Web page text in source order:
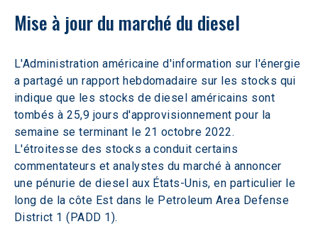
Mise à jour du marché du diesel
L'Administration américaine d'information sur l'énergie
a partagé un rapport hebdomadaire sur les stocks qui
indique que les stocks de diesel américains sont
tombés à 25,9 jours d'approvisionnement pour la
semaine se terminant le 21 octobre 2022.
L'étroitesse des stocks a conduit certains
commentateurs et analystes du marché à annoncer
une pénurie de diesel aux États-Unis, en particulier le
long de la côte Est dans le Petroleum Area Defense
District 1 (PADD 1).